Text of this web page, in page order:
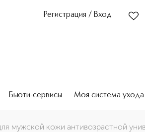
Регистрация / Вход
Бьюти-сервисы Моя система ухода
мужской кожи антивозрастной